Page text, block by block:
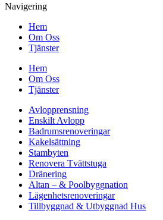
Navigering
Hem
Om Oss
Tjänster
Hem
Om Oss
Tjänster
Avlopprensning
Enskilt Avlopp
Badrumsrenoveringar
Kakelsättning
Stambyten
Renovera Tvättstuga
Dränering
Altan – & Poolbyggnation
Lägenhetsrenoveringar
Tillbyggnad & Utbyggnad Hus